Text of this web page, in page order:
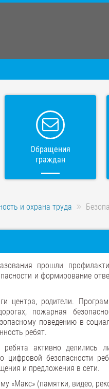
Обращения
граждан
и охрана труда
прошли
и формирование
центра, родители.
пожарная
поведению в
ребят.
активно делились
цифровой безопасности
и предложения в сети.
«Макс» (памятки, видео,